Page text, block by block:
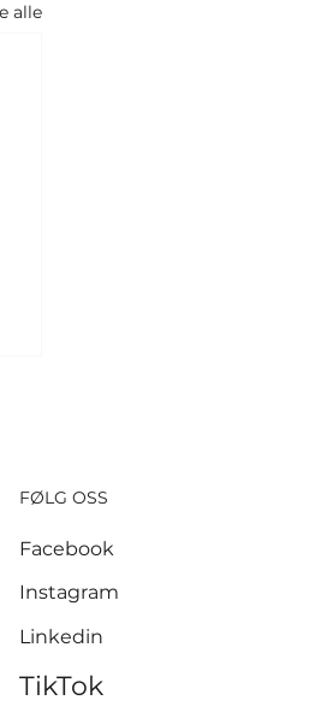
alle
FØLG OSS
Facebook
Instagram
Linkedin
TikTok